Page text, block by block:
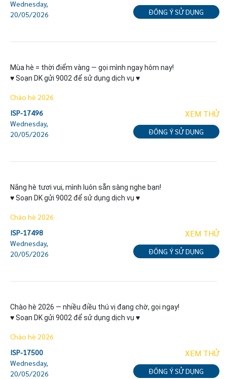
Wednesday,
20/05/2026
ĐỒNG Ý SỬ DỤNG
Mùa hè = thời điểm vàng — gọi mình ngay hôm nay!
♥ Soạn DK gửi 9002 để sử dụng dịch vụ ♥
Chào hè 2026
ISP-17496
Wednesday,
20/05/2026
XEM THỬ
ĐỒNG Ý SỬ DỤNG
Nắng hè tươi vui, mình luôn sẵn sàng nghe bạn!
♥ Soạn DK gửi 9002 để sử dụng dịch vụ ♥
Chào hè 2026
ISP-17498
Wednesday,
20/05/2026
XEM THỬ
ĐỒNG Ý SỬ DỤNG
Chào hè 2026 — nhiều điều thú vị đang chờ, gọi ngay!
♥ Soạn DK gửi 9002 để sử dụng dịch vụ ♥
Chào hè 2026
ISP-17500
Wednesday,
20/05/2026
XEM THỬ
ĐỒNG Ý SỬ DỤNG